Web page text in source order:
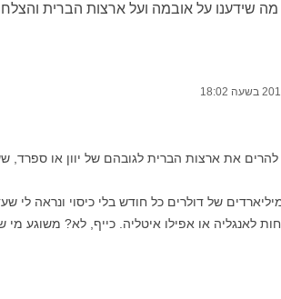
מה שידענו על אובמה ועל ארצות הברית
את ארצות הברית לגובהם של יוון או ספרד,
של דולרים כל חודש בלי כיסוי ונראה לי
לאנגליה או אפילו איטליה. כייף, לא? משוגע מי